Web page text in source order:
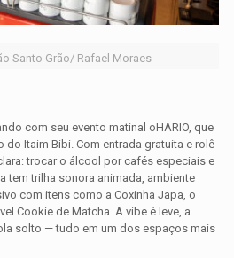
Santo Grão/ Rafael Moraes
com seu evento matinal oHARIO, que
Itaim Bibi. Com entrada gratuita e rolê
trocar o álcool por cafés especiais e
tem trilha sonora animada, ambiente
com itens como a Coxinha Japa, o
Cookie de Matcha. A vibe é leve, a
solto — tudo em um dos espaços mais